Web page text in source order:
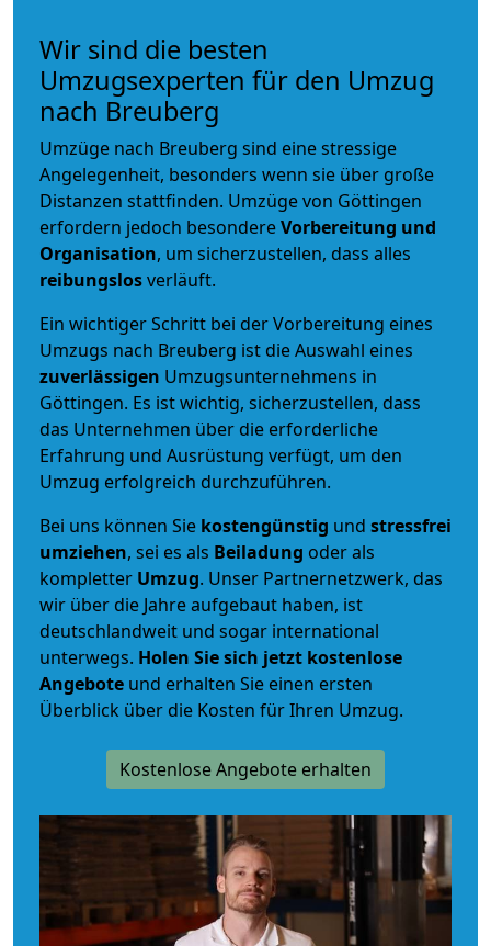
Wir sind die besten
Umzugsexperten für den Umzug
nach Breuberg
Umzüge nach Breuberg sind eine stressige
Angelegenheit, besonders wenn sie über große
Distanzen stattfinden. Umzüge von Göttingen
erfordern jedoch besondereVorbereitung und
Organisation, um sicherzustellen, dass alles
reibungslosverläuft.
Ein wichtiger Schritt bei der Vorbereitung eines
Umzugs nach Breuberg ist die Auswahl eines
zuverlässigen Umzugsunternehmens in
Göttingen. Es ist wichtig, sicherzustellen, dass
das Unternehmen über die erforderliche
Erfahrung und Ausrüstung verfügt, um den
Umzug erfolgreich durchzuführen.
Bei uns können Sie kostengünstig und stressfrei
umziehen, sei es als Beiladung oder als
kompletter Umzug. Unser Partnernetzwerk, das
wir über die Jahre aufgebaut haben, ist
deutschlandweit und sogar international
unterwegs. Holen Sie sich jetzt kostenlose
Angebote und erhalten Sie einen ersten
Überblick über die Kosten für Ihren Umzug.
Kostenlose Angebote erhalten